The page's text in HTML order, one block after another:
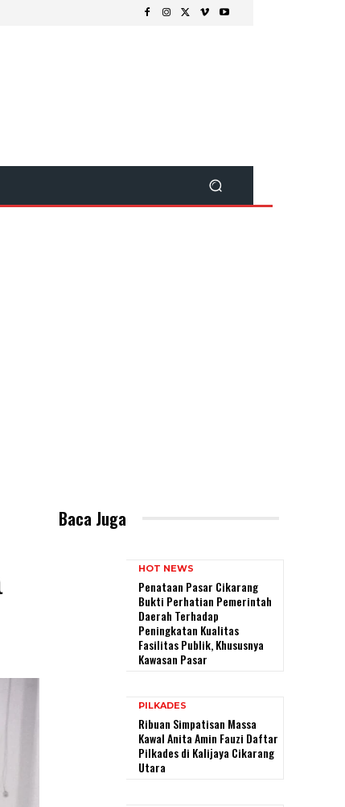
Baca Juga
HOT NEWS
Penataan Pasar Cikarang
Bukti Perhatian Pemerintah
Daerah Terhadap
Peningkatan Kualitas
Fasilitas Publik, Khususnya
Kawasan Pasar
PILKADES
Ribuan Simpatisan Massa
Kawal Anita Amin Fauzi Daftar
Pilkades di Kalijaya Cikarang
Utara